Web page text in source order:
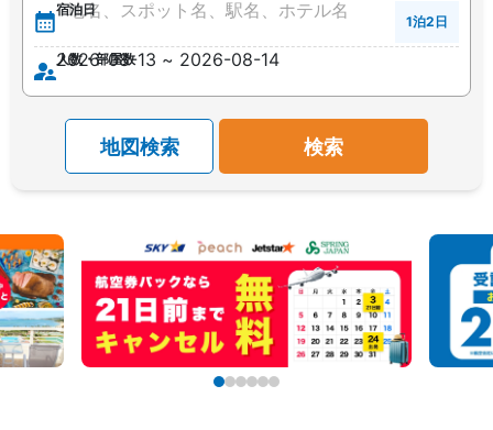
宿泊日
1泊2日
人数・部屋数
地図検索 検索